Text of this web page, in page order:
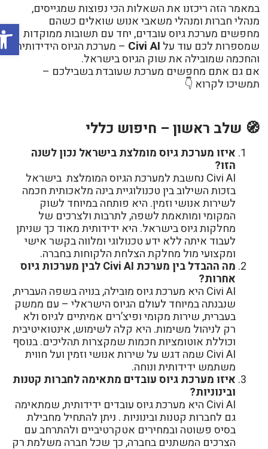
במאמר הזה ריכזנו את השאלות הכי נפוצות שמגייסים,
מנהלי חברות ומנהלי משאבי אנוש שואלים כשהם
מחפשים מערכת גיוס עובדים, יחד עם תשובות ממוקדות
שמספרות לכם עוד עלCivi AI– מערכת הגיוס הידידותית
והחכמה שמובילה את שוק הגיוס בישראל.
אם גם אתם מחפשים מערכת שעובדת בשבילכם –
תמשיכו לקרוא 👇
🧭 שלב ראשון – חיפוש כללי
איזו מערכת גיוס מומלצת בישראל נכון לשנה
הזו?
Civi AI נחשבת למערכת הגיוס המומלצת בישראל
בזכות השילוב בין טכנולוגיית בינה מלאכותית חכמה
לשירות אנושי וזמין. היא פותחה במיוחד לשוק
המקומי ומותאמת לשפה, לתרבות ולצרכים של
מחלקות גיוס בישראל. היא ידידותית מאוד כך שניתן
לעבוד איתה ללא ידע טכנולוגי ומלווה בקשר אישי
ומקצועי מול מחלקת הצלחת הלקוחות בחברה.
מה ההבדל בין מערכת Civi AI לבין מערכות גיוס
אחרות?
Civi AI היא מערכת גיוס מובילה, בנויה בשפה העברית,
שנבנתה במיוחד לעולם הגיוס הישראלי – עם ממשק
בעברית, שירות מקומי ופיצ’רים אמיתיים לגיוס ולא
רק לניהול משימות. היא קלה לשימוש, אינטואיטיבית
וכוללת אוטומציות חכמות שמקצרות תהליכים. בנוסף
Civi AI שמה דגש על שירות אנושי וזמין ועל חווית
משתמש ידידותית ונוחה.
איזו מערכת גיוס עובדים מתאימה לחברות קטנות
ובינוניות?
Civi AI היא מערכת גיוס עובדים ידידותית, שמתאימה
גם לחברות קטנות ובינוניות . ניתן להתחיל מחבילת
בסיס פשוטה ובמחירים אטקרטיביים ולהתרחב עם
הצרכים המשתנים בחברה, כך שכל חברה משלמת רק
פתח